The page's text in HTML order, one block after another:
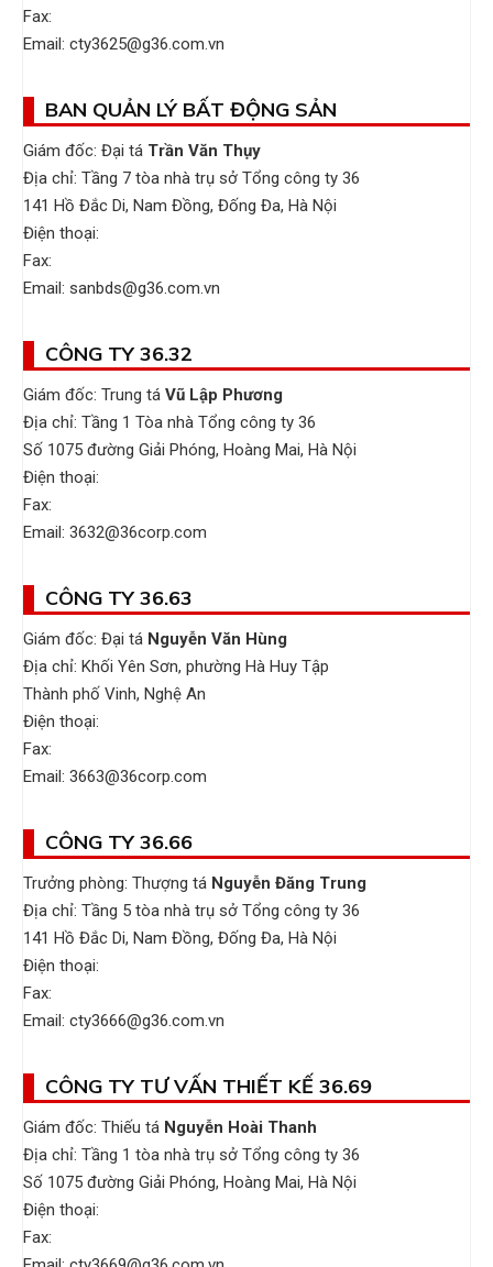
Fax:
Email: cty3625@g36.com.vn
BAN QUẢN LÝ BẤT ĐỘNG SẢN
Giám đốc: Đại tá Trần Văn Thụy
Địa chỉ: Tầng 7 tòa nhà trụ sở Tổng công ty 36
141 Hồ Đắc Di, Nam Đồng, Đống Đa, Hà Nội
Điện thoại:
Fax:
Email: sanbds@g36.com.vn
CÔNG TY 36.32
Giám đốc: Trung tá Vũ Lập Phương
Địa chỉ: Tầng 1 Tòa nhà Tổng công ty 36
Số 1075 đường Giải Phóng, Hoàng Mai, Hà Nội
Điện thoại:
Fax:
Email: 3632@36corp.com
CÔNG TY 36.63
Giám đốc: Đại tá Nguyễn Văn Hùng
Địa chỉ: Khối Yên Sơn, phường Hà Huy Tập
Thành phố Vinh, Nghệ An
Điện thoại:
Fax:
Email: 3663@36corp.com
CÔNG TY 36.66
Trưởng phòng: Thượng tá Nguyễn Đăng Trung
Địa chỉ: Tầng 5 tòa nhà trụ sở Tổng công ty 36
141 Hồ Đắc Di, Nam Đồng, Đống Đa, Hà Nội
Điện thoại:
Fax:
Email: cty3666@g36.com.vn
CÔNG TY TƯ VẤN THIẾT KẾ 36.69
Giám đốc: Thiếu tá Nguyễn Hoài Thanh
Địa chỉ: Tầng 1 tòa nhà trụ sở Tổng công ty 36
Số 1075 đường Giải Phóng, Hoàng Mai, Hà Nội
Điện thoại:
Fax: